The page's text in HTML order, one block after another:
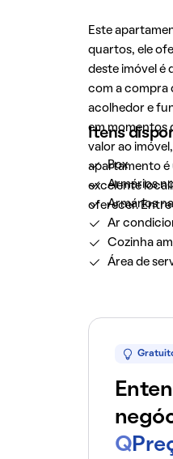
Este
quartos, ele
deste imóvel é
com a compra
acolhedor e
em momentos
valor ao
apartamento é
excelente
oferecer. Entre
Itens
Box
Armários
Armários
Ar
Cozinha
Área de
Q